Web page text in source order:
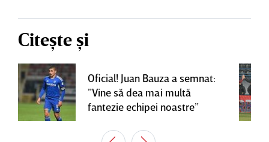
Citește și
Oficial! Juan Bauza a semnat:
”Vine să dea mai multă
fantezie echipei noastre”